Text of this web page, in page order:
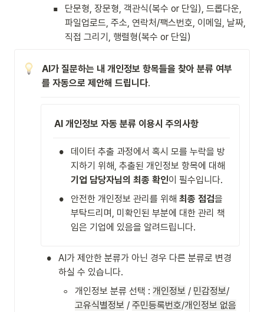
▪
단문형, 장문형, 객관식(복수 or 단일), 드롭다운,
파일업로드, 주소, 연락처/팩스번호, 이메일, 날짜,
직접 그리기, 행렬형(복수 or 단일)
AI가 질문하는 내 개인정보 항목들을 찾아 분류 여부
를 자동으로 제안해 드립니다.
AI 개인정보 자동 분류 이용시 주의사항
•
데이터 추출 과정에서 혹시 모를 누락을 방
기업 담당자님의 최종 확인이 필수입니다.
• 안전한 개인정보 관리를 위해 최종 점검을
부탁드리며, 미확인된 부분에 대한 관리 책
임은 기업에 있음을 알려드립니다.
•
AI가 제안한 분류가 아닌 경우 다른 분류로 변경
하실 수 있습니다.
◦ 개인정보 분류 선택 : 개인정보 / 민감정보
고유식별정보 / 주민등록번호/개인정보 없음